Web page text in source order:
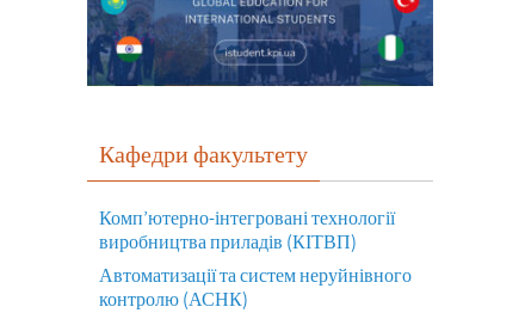
Кафедри факультету
Комп’ютерно-інтегровані технології
виробництва приладів (КІТВП)
Автоматизації та систем неруйнівного
контролю (АСНК)